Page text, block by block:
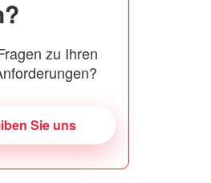
zu Ihren
Sie uns